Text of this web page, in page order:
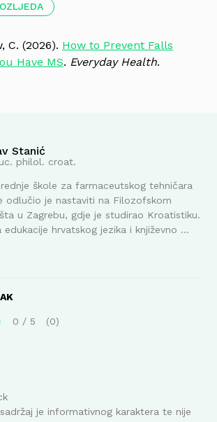
C. (2026). How to Prevent Falls
Have MS. Everyday Health.
Stanić
philol. croat.
škole za farmaceutskog tehničara
odlučio je nastaviti na Filozofskom
u Zagrebu, gdje je studirao Kroatistiku.
edukacije hrvatskog jezika i književno ...
0 / 5 0
sadržaj je informativnog karaktera te nije